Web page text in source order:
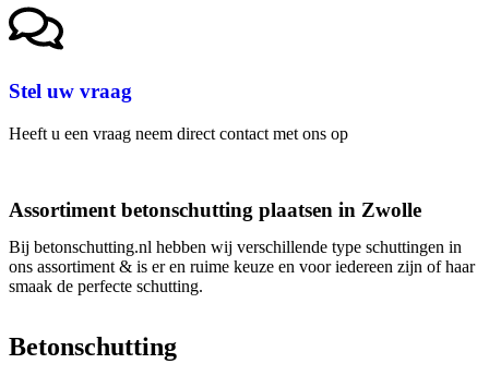
Stel uw vraag
Heeft u een vraag neem direct contact met ons op
Assortiment betonschutting plaatsen in Zwolle
Bij betonschutting.nl hebben wij verschillende type schuttingen in
ons assortiment & is er en ruime keuze en voor iedereen zijn of haar
smaak de perfecte schutting.
Betonschutting